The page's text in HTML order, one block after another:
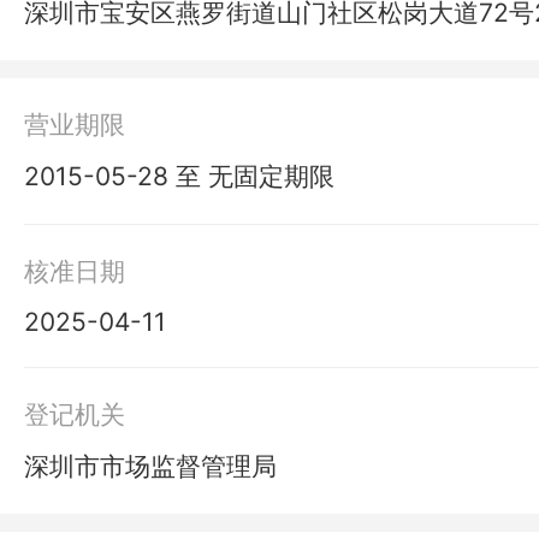
深圳市宝安区燕罗街道山门社区松岗大道72
营业期限
2015-05-28 至 无固定期限
核准日期
2025-04-11
登记机关
深圳市市场监督管理局